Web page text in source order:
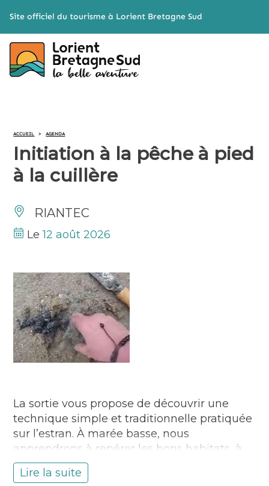
Site officiel du tourisme à Lorient Bretagne Sud
ACCUEIL > AGENDA
Initiation à la pêche à pied
à la cuillère
RIANTEC
Le12 août 2026
La sortie vous propose de découvrir une
technique simple et traditionnelle pratiquée
sur l’estran. À marée basse, nous
apprendrons à repérer les bons habitats, à
utiliser la cuillère avec précision et à récolter
dans le respect des tailles et de la
Lire la suite